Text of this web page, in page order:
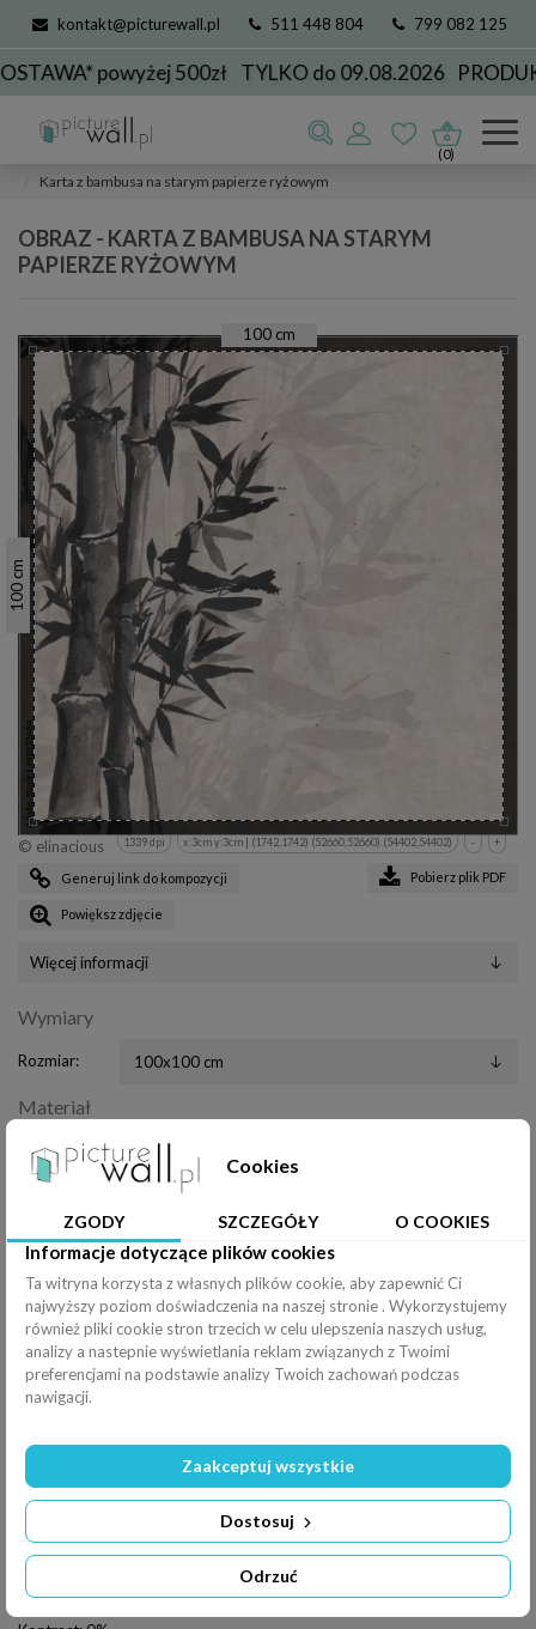
kontakt@picturewall.pl 511 448 804 799 082 125
powyżej 500zł TYLKO do 09.08.2026
(0)
Obrazy kolekcje bambus
Karta z bambusa na starym papierze ryżowym
OBRAZ - KARTA Z BAMBUSA NA STARYM
PAPIERZE RYŻOWYM
100cm
100
cm
+
-
x:3cm y:3cm | (1742,1742) (52660,52660) (54402,54402)
1339 dpi
© elinacious
Generuj link do kompozycji Pobierz plik PDF
Powiększ zdjęcie
Więcej informacji
Wymiary
Rozmiar:
Materiał
Rodzaj
wydruku
Podkład
Efekty
Rozciągnij
Poziomo (100 %)
Pionowo (100%)
Obrót
Jasność:0%
+
Cookies
ZGODY SZCZEGÓŁY O COOKIES
Informacje dotyczące plików cookies
Ta witryna korzysta z własnych plików cookie, aby zapewnić Ci
najwyższy poziom doświadczenia na naszej stronie . Wykorzystujemy
również pliki cookie stron trzecich w celu ulepszenia naszych usług,
analizy a nastepnie wyświetlania reklam związanych z Twoimi
preferencjami na podstawie analizy Twoich zachowań podczas
nawigacji.
Odrzuć
Dostosuj
Zaakceptuj wszystkie